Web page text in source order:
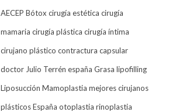
AECEP Bótox cirugía estética cirugía
mamaria cirugía plástica cirugía íntima
cirujano plástico contractura capsular
doctor Julio Terrén españa Grasa lipofilling
Liposucción Mamoplastia mejores cirujanos
plásticos España otoplastia rinoplastia